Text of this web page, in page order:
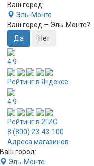
Ваш город:
Эль-Монте
Ваш город — Эль-Монте?
4.9
Рейтинг в Яндексе
4.9
Рейтинг в 2ГИС
8 (800) 23-43-100
Адреса магазинов
Ваш город:
Эль-Монте